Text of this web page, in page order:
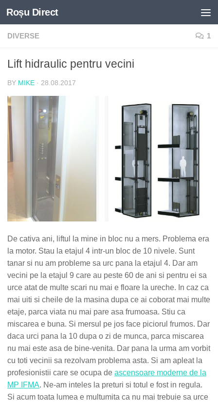
Skip to content
Roșu Direct
DIVERSE 1
Lift hidraulic pentru vecini
BY MIKE · 28.08.2017
De cativa ani, liftul la mine in bloc nu a mers. Problema era
la motor. Stau la etajul 4 intr-un bloc de 10 nivele. Sunt
tanar si nu am probleme sa urc pana la etajul 4. Dar am
vecini pe la etajul 9 care au peste 60 de ani si pentru ei sa
urce atat de multe scari nu mai e floare la ureche. In caz ca
mai uiti si cheile de la masina dupa ce ai coborat mai multe
etaje, parca viata nu mai pare asa frumoasa. Stiu ca
miscarea e buna. Si mersul pe jos face piciorul frumos. Dar
daca urci pana la 10 dupa o zi de munca, parca miscarea
nu mai este asa de bine-venita. Dar pana la urma am vorbit
cu toti vecinii sa rezolvam problema asta. Si am apleat la
profesionistii care se ocupa de ascensoare moderne de la
MP IFMA. Ne-am inteles la preturi si totul e fost in regula.
Si acum toata lumea e multumita ca nu mai trebuie sa urce